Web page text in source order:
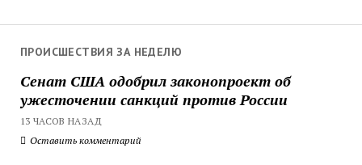
ПРОИСШЕСТВИЯ ЗА НЕДЕЛЮ
Сенат США одобрил законопроект об
ужесточении санкций против России
13 ЧАСОВ НАЗАД
Оставить комментарий